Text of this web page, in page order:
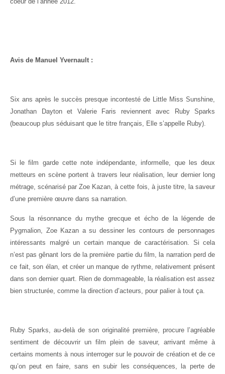
Avis de Manuel Yvernault :
Six ans après le succès presque incontesté de Little Miss Sunshine,
Jonathan Dayton et Valerie Faris reviennent avec Ruby Sparks
(beaucoup plus séduisant que le titre français, Elle s’appelle Ruby).
Si le film garde cette note indépendante, informelle, que les deux
metteurs en scène portent à travers leur réalisation, leur dernier long
métrage, scénarisé par Zoe Kazan, à cette fois, à juste titre, la saveur
d’une première œuvre dans sa narration.
Sous la résonnance du mythe grecque et écho de la légende de
Pygmalion, Zoe Kazan a su dessiner les contours de personnages
intéressants malgré un certain manque de caractérisation. Si cela
n’est pas gênant lors de la première partie du film, la narration perd de
ce fait, son élan, et créer un manque de rythme, relativement présent
dans son dernier quart. Rien de dommageable, la réalisation est assez
bien structurée, comme la direction d’acteurs, pour palier à tout ça.
Ruby Sparks, au-delà de son originalité première, procure l’agréable
sentiment de découvrir un film plein de saveur, arrivant même à
certains moments à nous interroger sur le pouvoir de création et de ce
qu’on peut en faire, sans en subir les conséquences, la perte de